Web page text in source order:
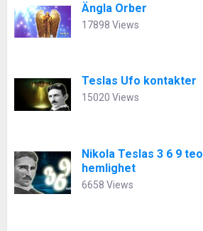
Ängla Orber
17898 Views
Teslas Ufo kontakter
15020 Views
Nikola Teslas 3 6 9
hemlighet
6658 Views